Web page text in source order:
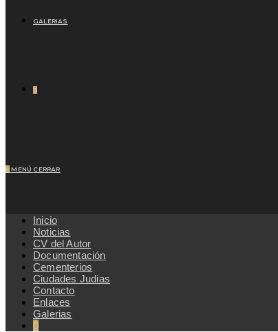
GALERIAS
0
0 MENÚ CERRAR
Inicio
Noticias
CV del Autor
Documentación
Cementerios
Ciudades Judias
Contacto
Enlaces
Galerias
0